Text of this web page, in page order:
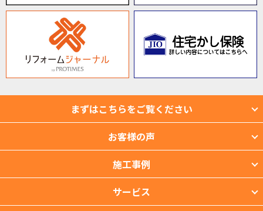
まずはこちらをご覧ください
お客様の声
施工事例
サービス